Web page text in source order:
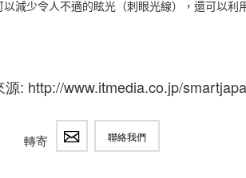
減少令人不適的眩光（刺眼光線），還可以
源: http://www.itmedia.co.jp/
轉寄 聯絡我們